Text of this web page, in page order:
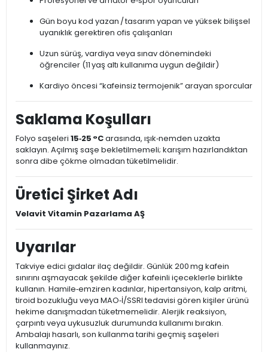
Gün boyu kod yazan / tasarım yapan ve yüksek bilişsel
uyanıklık gerektiren ofis çalışanları
Uzun sürüş, vardiya veya sınav dönemindeki
öğrenciler (11 yaş altı kullanıma uygun değildir)
Kardiyo öncesi “kafeinsiz termojenik” arayan sporcular
Saklama Koşulları
Folyo saşeleri 15‑25 °Carasında, ışık‑nemden uzakta
saklayın. Açılmış saşe bekletilmemeli; karışım hazırlandıktan
sonra dibe çökme olmadan tüketilmelidir.
Üretici Şirket Adı
Velavit Vitamin Pazarlama AŞ
Uyarılar
Takviye edici gıdalar ilaç değildir. Günlük 200 mg kafein
sınırını aşmayacak şekilde diğer kafeinli içeceklerle birlikte
kullanın. Hamile‑emziren kadınlar, hipertansiyon, kalp aritmi,
tiroid bozukluğu veya MAO‑İ/SSRI tedavisi gören kişiler ürünü
hekime danışmadan tüketmemelidir. Alerjik reaksiyon,
çarpıntı veya uykusuzluk durumunda kullanımı bırakın.
Ambalajı hasarlı, son kullanma tarihi geçmiş saşeleri
kullanmayınız.